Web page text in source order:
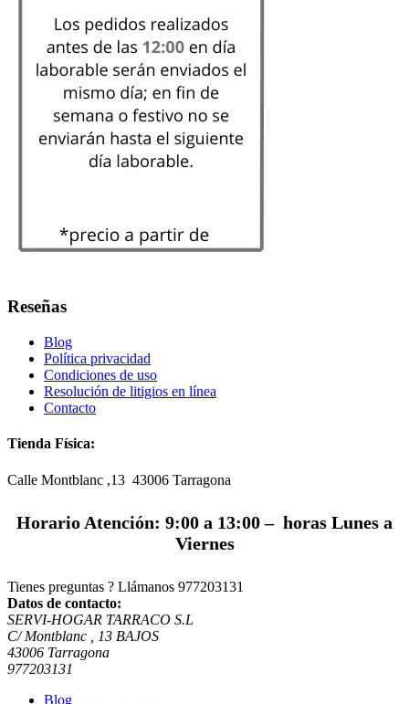
Reseñas
Blog
Política privacidad
Condiciones de uso
Resolución de litigios en línea
Contacto
Tienda Física:
Calle Montblanc ,13 43006 Tarragona
Horario Atención: 9:00 a 13:00 – horas Lunes a
Viernes
Tienes preguntas ? Llámanos 977203131
Datos de contacto:
SERVI-HOGAR TARRACO S.L
C/ Montblanc , 13 BAJOS
43006 Tarragona
977203131
Blog